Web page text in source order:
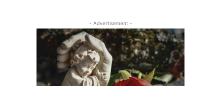
- Advertisement -